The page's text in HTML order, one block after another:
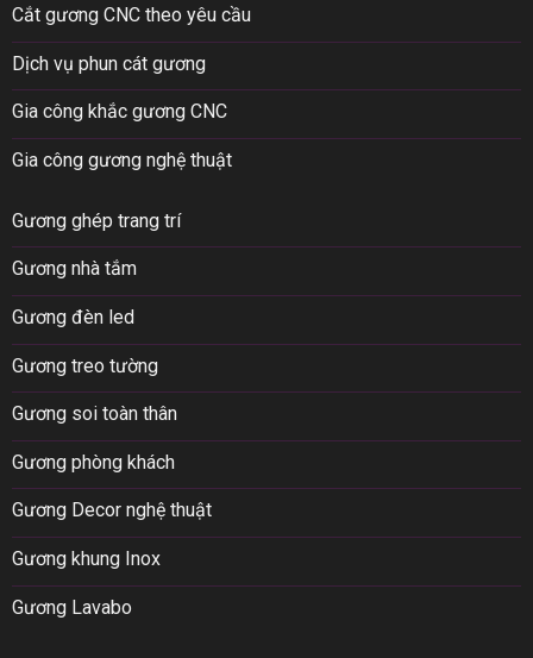
Cắt gương CNC theo yêu cầu
Dịch vụ phun cát gương
Gia công khắc gương CNC
Gia công gương nghệ thuật
Gương ghép trang trí
Gương nhà tắm
Gương đèn led
Gương treo tường
Gương soi toàn thân
Gương phòng khách
Gương Decor nghệ thuật
Gương khung Inox
Gương Lavabo